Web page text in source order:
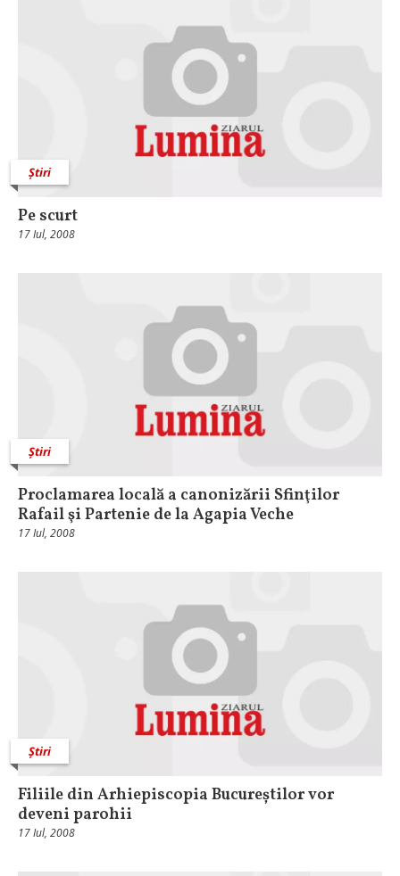
Știri
Pe scurt
17 Iul, 2008
Știri
Proclamarea locală a canonizării Sfinţilor
Rafail şi Partenie de la Agapia Veche
17 Iul, 2008
Știri
Filiile din Arhiepiscopia Bucureștilor vor
deveni parohii
17 Iul, 2008